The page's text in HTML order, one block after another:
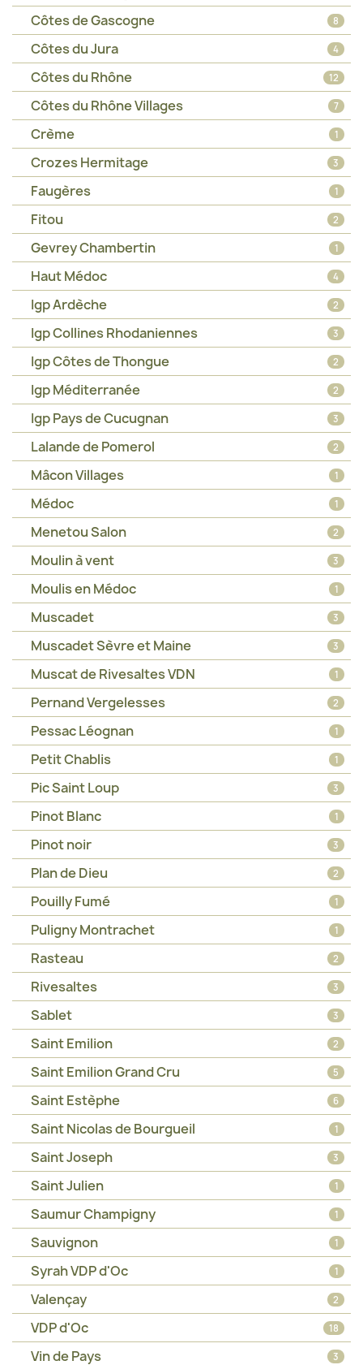
Côtes de Gascogne 8
Côtes du Jura 4
Côtes du Rhône 12
Côtes du Rhône Villages 7
Crème 1
Crozes Hermitage 3
Faugères 1
Fitou 2
Gevrey Chambertin 1
Haut Médoc 4
Igp Ardèche 2
Igp Collines Rhodaniennes 3
Igp Côtes de Thongue 2
Igp Méditerranée 2
Igp Pays de Cucugnan 3
Lalande de Pomerol 2
Mâcon Villages 1
Médoc 1
Menetou Salon 2
Moulin à vent 3
Moulis en Médoc 1
Muscadet 3
Muscadet Sèvre et Maine 3
Muscat de Rivesaltes VDN 1
Pernand Vergelesses 2
Pessac Léognan 1
Petit Chablis 1
Pic Saint Loup 3
Pinot Blanc 1
Pinot noir 3
Plan de Dieu 2
Pouilly Fumé 1
Puligny Montrachet 1
Rasteau 2
Rivesaltes 3
Sablet 3
Saint Emilion 2
Saint Emilion Grand Cru 5
Saint Estèphe 6
Saint Nicolas de Bourgueil 1
Saint Joseph 3
Saint Julien 1
Saumur Champigny 1
Sauvignon 1
Syrah VDP d'Oc 1
Valençay 2
VDP d'Oc 18
Vin de Pays 3